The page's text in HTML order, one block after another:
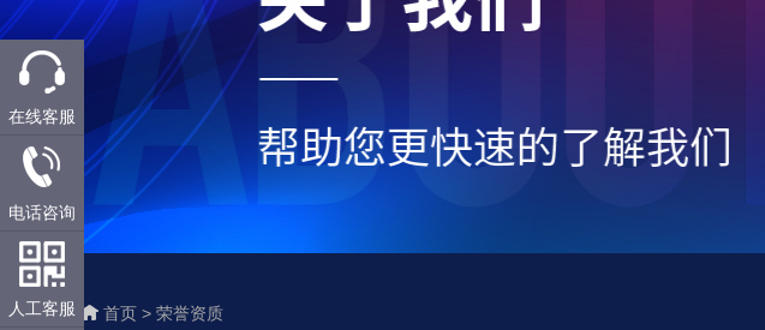
首页 >荣誉资质
在线客服
电话咨询
人工客服